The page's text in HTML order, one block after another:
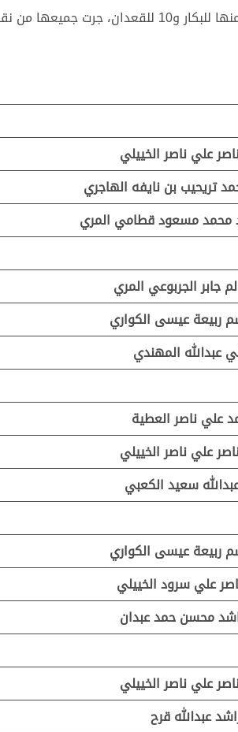
علي ناصر الخييلي
تريحيب بن نايفه الهاجري
مسعود قطامي المري
جابر الجربوعي المري
ربيعة عيسى الكواري
عبدالله المهندي
علي ناصر العطية
علي ناصر الخييلي
سعيد الكعبي
ربيعة عيسى الكواري
علي سرود الخييلي
محسن حمد عبدان
علي ناصر الخييلي
عبدالله قرح